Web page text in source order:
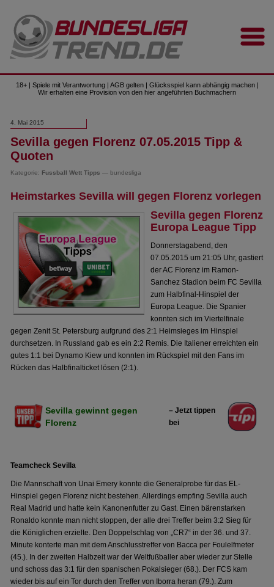
18+ | Spiele mit Verantwortung | AGB gelten | Glücksspiel kann abhängig machen |
Wir erhalten eine Provision von den hier angeführten Buchmachern
4. Mai 2015
Sevilla gegen Florenz 07.05.2015 Tipp &
Quoten
Kategorie: Fussball Wett Tipps — bundesliga
Heimstarkes Sevilla will gegen Florenz vorlegen
Sevilla gegen Florenz
Europa League Tipp
Donnerstagabend, den
07.05.2015 um 21:05 Uhr, gastiert
der AC Florenz im Ramon-
Sanchez Stadion beim FC Sevilla
zum Halbfinal-Hinspiel der
Europa League. Die Spanier
konnten sich im Viertelfinale
gegen Zenit St. Petersburg aufgrund des 2:1 Heimsieges im Hinspiel
durchsetzen. In Russland gab es ein 2:2 Remis. Die Italiener erreichten ein
gutes 1:1 bei Dynamo Kiew und konnten im Rückspiel mit den Fans im
Rücken das Halbfinalticket lösen (2:1).
Sevilla gewinnt gegen
Florenz
– Jetzt tippen
bei
Teamcheck Sevilla
Die Mannschaft von Unai Emery konnte die Generalprobe für das EL-
Hinspiel gegen Florenz nicht bestehen. Allerdings empfing Sevilla auch
Real Madrid und hatte kein Kanonenfutter zu Gast. Einen bärenstarken
Ronaldo konnte man nicht stoppen, der alle drei Treffer beim 3:2 Sieg für
die Königlichen erzielte. Den Doppelschlag von „CR7“ in der 36. und 37.
Minute konterte man mit dem Anschlusstreffer von Bacca per Foulelfmeter
(45.). In der zweiten Halbzeit war der Weltfußballer aber wieder zur Stelle
und schoss das 3:1 für den spanischen Pokalsieger (68.). Der FCS kam
wieder bis auf ein Tor durch den Treffer von Iborra heran (79.). Zum